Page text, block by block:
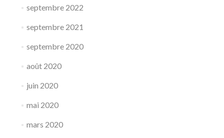
septembre 2022
septembre 2021
septembre 2020
août 2020
juin 2020
mai 2020
mars 2020